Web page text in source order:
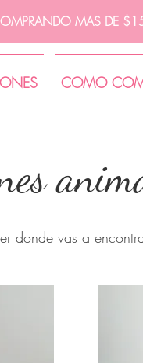
MAS DE
COMO
donde vas a